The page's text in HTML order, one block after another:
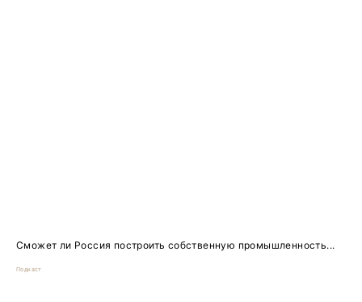
Сможет ли Россия построить собственную промышленность...
Подкаст